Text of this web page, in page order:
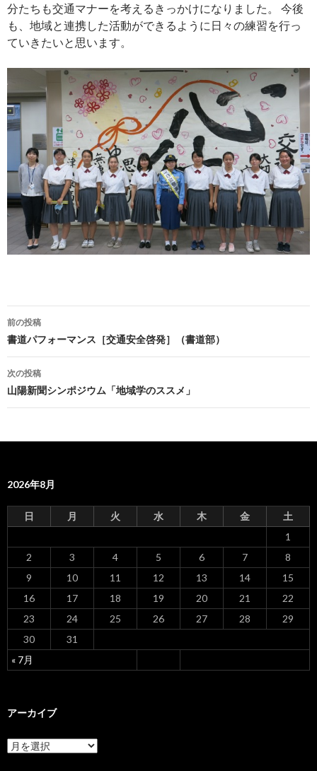
分たちも交通マナーを考えるきっかけになりました。 今後
も、地域と連携した活動ができるように日々の練習を行っ
ていきたいと思います。
投
稿
ナ
ゲ
シ
ョ
ン
前の投稿
書道パフォーマンス［交通安全啓発］（書道部）
次の投稿
山陽新聞シンポジウム「地域学のススメ」
2026年8月
日 月 火 水 木 金 土
« 7月
1
2
3 4 5 6 7
8
9
10 11 12 13 14
15
16
17 18 19 20 21
22
23
24 25 26 27 28
29
30
31
アーカイブ
ア
ー